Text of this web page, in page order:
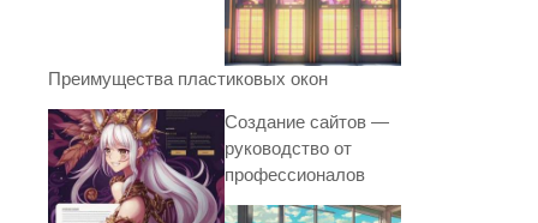
Преимущества пластиковых окон
Создание сайтов —
руководство от
профессионалов